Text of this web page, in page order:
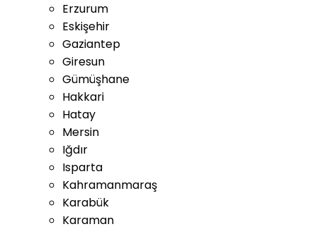
Erzurum
Eskişehir
Gaziantep
Giresun
Gümüşhane
Hakkari
Hatay
Mersin
Iğdır
Isparta
Kahramanmaraş
Karabük
Karaman